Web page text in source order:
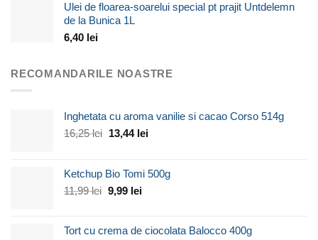
fost:
12,30 lei.
10,40 lei.
Ulei de floarea-soarelui special pt prajit Untdelemn
de la Bunica 1L
6,40 lei
RECOMANDARILE NOASTRE
Inghetata cu aroma vanilie si cacao Corso 514g
16,25lei Prețul
fost:
16,25 lei.
13,44 leiPrețul
13,44 lei.
Ketchup Bio Tomi 500g
11,99lei Prețul
fost:
9,99 leiPrețul
9,99 lei.
Tort cu crema de ciocolata Balocco 400g